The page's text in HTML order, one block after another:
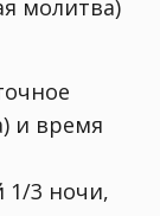
молитва)
и время
1/3 ночи,